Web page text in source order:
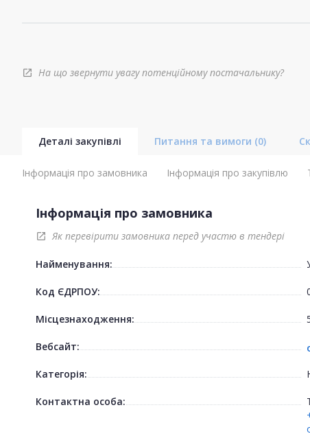
open_in_new На що звернути увагу потенційному постачальнику?
Деталі закупівлі Питання та вимоги (0)
Інформація про замовника Інформація про закупівлю
Інформація про замовника
open_in_new Як перевірити замовника перед участю в тендері
Найменування:
Код ЄДРПОУ:
Місцезнаходження:
Вебсайт:
Категорія:
Контактна особа: